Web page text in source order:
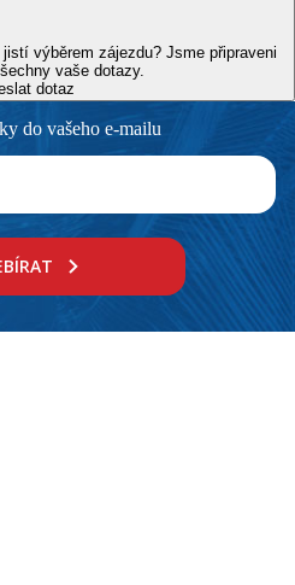
zdarma
zdarma
výběrem zájezdu? Jsme připraveni
vaše dotazy.
dotaz
do vašeho e-mailu